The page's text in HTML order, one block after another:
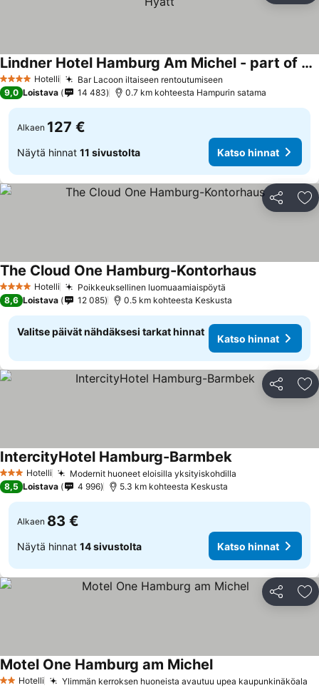
4 Tähtiluokitus
Hotelli Bar Lacoon iltaiseen rentoutumiseen
Lindner Hotel Hamburg Am Michel - part of JdV by Hyatt
9,0 Loistava 14 483 0.7 km kohteesta Hampurin satama
Alkaen 127 €
Näytä hinnat 11 sivustolta Katso hinnat
Jaa
4 Tähtiluokitus
Hotelli Poikkeuksellinen luomuaamiaispöytä
The Cloud One Hamburg-Kontorhaus
8,6 Loistava 12 085 0.5 km kohteesta Keskusta
Valitse päivät nähdäksesi tarkat hinnat
Katso hinnat
Jaa
3 Tähtiluokitus
Hotelli Modernit huoneet eloisilla yksityiskohdilla
IntercityHotel Hamburg-Barmbek
8,5 Loistava 4 996 5.3 km kohteesta Keskusta
Alkaen 83 €
Näytä hinnat 14 sivustolta Katso hinnat
Jaa
2 Tähtiluokitus
Hotelli Ylimmän kerroksen huoneista avautuu upea kaupunkinäköala
Motel One Hamburg am Michel